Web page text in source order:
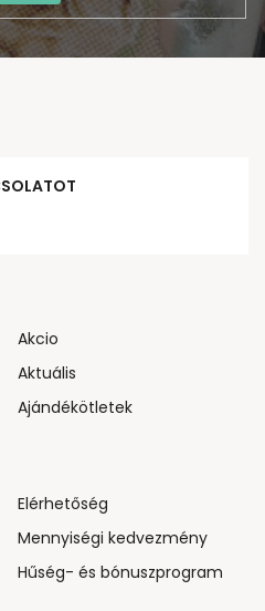
Akcio
Aktuális
Ajándékötletek
Elérhetőség
Mennyiségi kedvezmény
Hűség- és bónuszprogram